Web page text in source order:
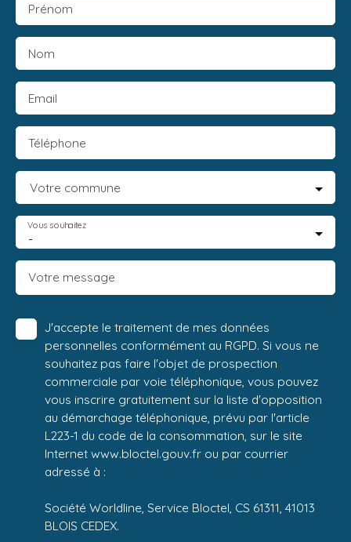
Prénom
Nom
Email
Téléphone
Votre commune
-
Vous souhaitez
Votre message
J'accepte le traitement de mes données
personnelles conformément au RGPD. Si vous ne
souhaitez pas faire l'objet de prospection
commerciale par voie téléphonique, vous pouvez
vous inscrire gratuitement sur la liste d'opposition
au démarchage téléphonique, prévu par l'article
L223-1 du code de la consommation, sur le site
Internet www.bloctel.gouv.fr ou par courrier
adressé à :
Société Worldline, Service Bloctel, CS 61311, 41013
BLOIS CEDEX.